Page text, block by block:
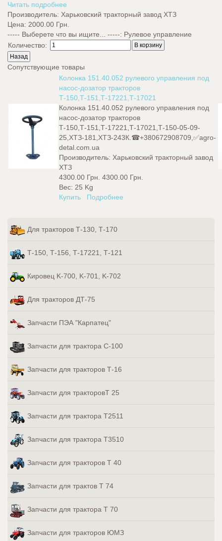
Читать подробнее
Производитель: Харьковский тракторный завод ХТЗ
Цена: 2000.00 Грн.
----- Выберете что вы ищите... -----: Рулевое управление
Количество:
Сопутствующие товары
Колонка 151.40.052 рулевого управления под
насос-дозатор тракторов
Т-150,Т-151,Т-17221,Т-17021
Колонка 151.40.052 рулевого управления под
насос-дозатор тракторов
Т-150,Т-151,Т-17221,Т-17021,Т-150-05-09-
25,ХТЗ-181,ХТЗ-243К.☎+380672908709,✅agro-
detal.com.ua
Производитель: Харьковский тракторный завод
ХТЗ
4300.00 Грн. 4300.00 Грн.
Вес: 25 Kg
Купить
Подробнее
Для тракторов Т-130, Т-170
Т-150, Т-156, Т-17221, Т-121
Кировец K-700, K-701, K-702
Для тракторов ДТ-75
Запчасти ПЭА "Карпатец"
Запчасти для трактора С-100
Запчасти для тракторов Т-16
Запчасти для тракторовТ 25
Запчасти для трактора Т2511
Запчасти для трактора Т3510
Запчасти для тракторов Т 40
Запчасти для трактов Т 74
Запчасти для трактора Т 70
Запчасти для тракторов ЮМЗ